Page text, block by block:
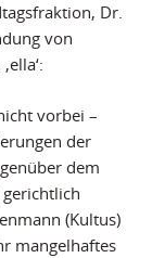
Dr.
von
vorbei –
der
dem
(Kultus)
mangelhaftes